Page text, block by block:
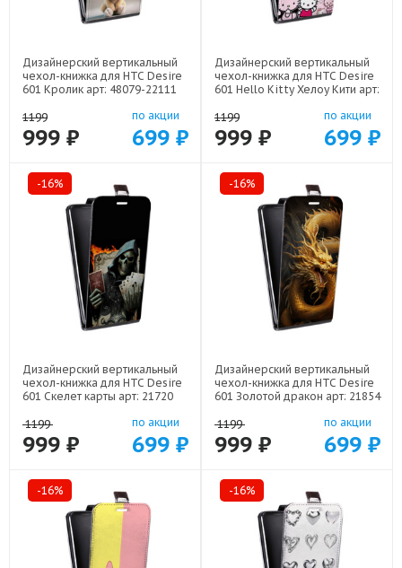
Дизайнерский вертикальный
чехол-книжка для HTC Desire
601 Кролик арт: 48079-22111
1199
999 ₽
по акции
699 ₽
Дизайнерский вертикальный
чехол-книжка для HTC Desire
601 Hello Kitty Хелоу Кити арт:
1199
999 ₽
по акции
699 ₽
-16%
Дизайнерский вертикальный
чехол-книжка для HTC Desire
601 Скелет карты арт: 21720
1199
999 ₽
по акции
699 ₽
-16%
Дизайнерский вертикальный
чехол-книжка для HTC Desire
601 Золотой дракон арт: 21854
1199
999 ₽
по акции
699 ₽
-16% -16%